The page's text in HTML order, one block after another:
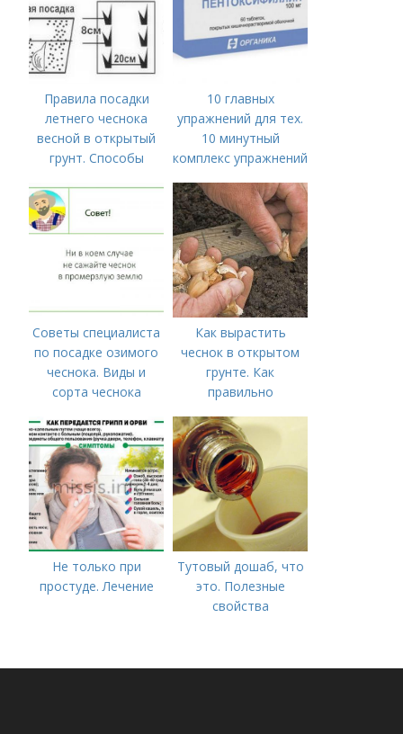
Правила посадки
летнего чеснока
весной в открытый
грунт. Способы
10 главных
упражнений для тех.
10 минутный
комплекс упражнений
времени на спорт
Советы специалиста
по посадке озимого
чеснока. Виды и
сорта чеснока
Как вырастить
чеснок в открытом
грунте. Как
правильно
открытом грунте
Не только при
простуде. Лечение
Тутовый дошаб, что
это. Полезные
свойства